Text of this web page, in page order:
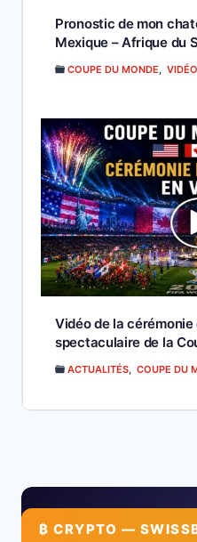
Pronostic de mon
Mexique – Afrique du
COUPE DU MONDE VIDÉO
Vidéo de la cérémonie
spectaculaire de la
ACTUALITÉS, COUPE DU
₿ CRYPTO —